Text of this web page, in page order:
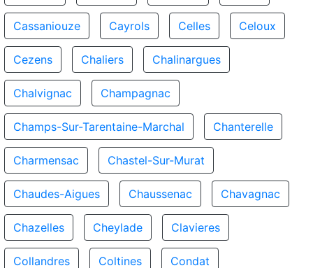
Cassaniouze Cayrols Celles Celoux
Cezens Chaliers Chalinargues
Chalvignac Champagnac
Champs-Sur-Tarentaine-Marchal Chanterelle
Charmensac Chastel-Sur-Murat
Chaudes-Aigues Chaussenac Chavagnac
Chazelles Cheylade Clavieres
Collandres Coltines Condat